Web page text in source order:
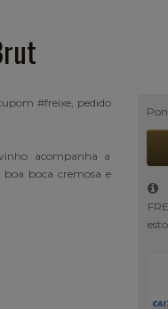
#freixe, pedido
acompanha a
boca cremosa e